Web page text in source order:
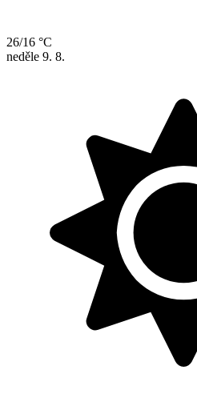
26/16 °C
neděle 9. 8.